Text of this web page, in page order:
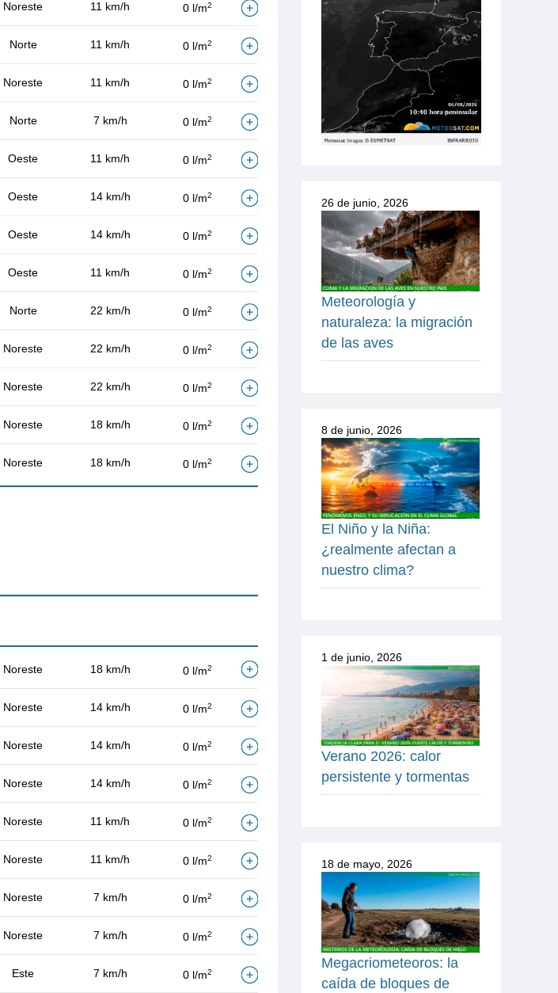
Noreste 11 km/h 0 l/m2
Norte 11 km/h 0 l/m2
Noreste 11 km/h 0 l/m2
Norte 7 km/h 0 l/m2
Oeste 11 km/h 0 l/m2
Oeste 14 km/h 0 l/m2
Oeste 14 km/h 0 l/m2
Oeste 11 km/h 0 l/m2
Norte 22 km/h 0 l/m2
Noreste 22 km/h 0 l/m2
Noreste 22 km/h 0 l/m2
Noreste 18 km/h 0 l/m2
Noreste 18 km/h 0 l/m2
Noreste 18 km/h 0 l/m2
Noreste 14 km/h 0 l/m2
Noreste 14 km/h 0 l/m2
Noreste 14 km/h 0 l/m2
Noreste 11 km/h 0 l/m2
Noreste 11 km/h 0 l/m2
Noreste 7 km/h 0 l/m2
Noreste 7 km/h 0 l/m2
Este 7 km/h 0 l/m2
26 de junio, 2026
Meteorología y
naturaleza: la migración
de las aves
8 de junio, 2026
El Niño y la Niña:
¿realmente afectan a
nuestro clima?
1 de junio, 2026
Verano 2026: calor
persistente y tormentas
18 de mayo, 2026
Megacriometeoros: la
caída de bloques de